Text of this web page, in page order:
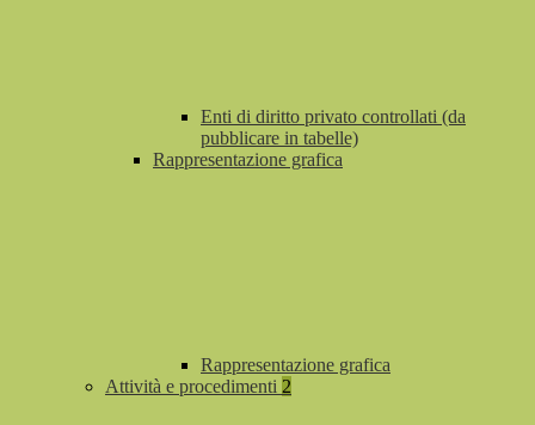
Enti di diritto privato controllati (da
pubblicare in tabelle)
Rappresentazione grafica
Rappresentazione grafica
Attività e procedimenti 2